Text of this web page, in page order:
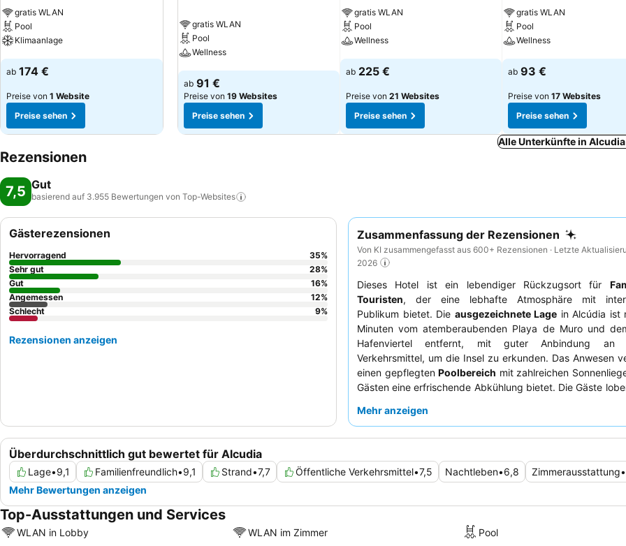
gratis WLAN
Pool
Klimaanlage
Preise sehen
ab 174 €
Preise von 1 Website
Preise sehen
gratis WLAN
Pool
Wellness
Preise sehen
ab 91 €
Preise von 19 Websites
Preise sehen
gratis WLAN
Pool
Wellness
Preise sehen
ab 225 €
Preise von 21 Websites
Preise sehen
gratis WLAN
Pool
Wellness
Preise sehen
ab 93 €
Preise von 17 Websites
Preise sehen
Alle Unterkünfte in
Rezensionen
7,5 Gut
basierend auf 3.955 Bewertungen von Top-Websites
Zusammenfassung der Rezensionen
Von KI zusammengefasst aus 600+ Rezensionen · Letzte
2026
Dieses Hotel ist ein lebendiger Rückzugsort für
Touristen, der eine lebhafte Atmosphäre mit
Publikum bietet. Die ausgezeichnete Lage in Alcúdia ist
Minuten vom atemberaubenden Playa de Muro und
Hafenviertel entfernt, mit guter Anbindung an
Verkehrsmittel, um die Insel zu erkunden. Das Anwesen
einen gepflegtenPoolbereich mit zahlreichen
Gästen eine erfrischende Abkühlung bietet. Die Gäste
Hilfsbereitschaft und die ansprechenden Aktivitäten,
einerhöheren Etageoder mit Gartenblick anzufragen.
Mehr anzeigen
Überdurchschnittlich gut bewertet für Alcudia
Lage•9,1 Familienfreundlich•9,1 Strand•7,7 Öffentliche Verkehrsmittel•7,5 Nachtleben•6,8 Zimmerausstattung•
Mehr Bewertungen anzeigen
Gästerezensionen
Hervorragend 35%
Sehr gut
28%
Gut
16%
Angemessen
12%
Schlecht
9%
Rezensionen anzeigen
Top-Ausstattungen und Services
WLAN in Lobby WLAN im Zimmer Pool